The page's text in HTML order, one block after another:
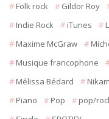
Folk rock
Gildor Roy
Indie Rock
iTunes
Maxime McGraw
Musique francophone
Mélissa Bédard
Piano
Pop pop/